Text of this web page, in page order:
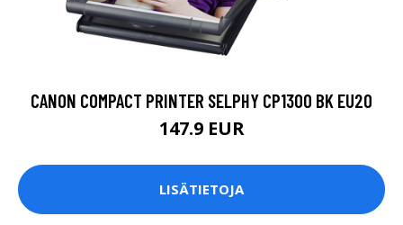
CANON COMPACT PRINTER SELPHY CP1300 BK EU20
147.9 EUR
LISÄTIETOJA